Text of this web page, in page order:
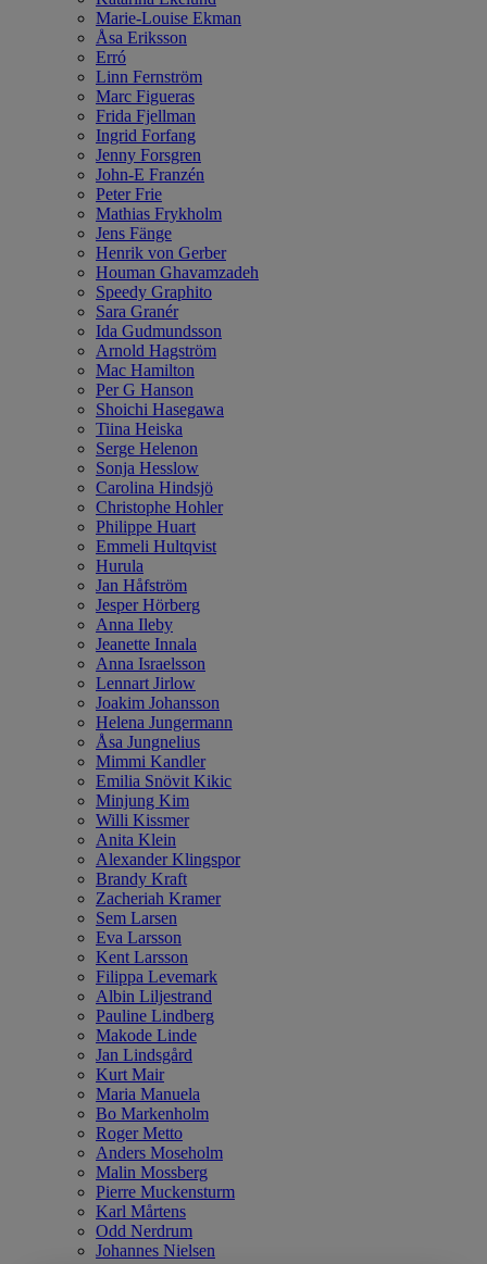
Marie-Louise Ekman
Åsa Eriksson
Erró
Linn Fernström
Marc Figueras
Frida Fjellman
Ingrid Forfang
Jenny Forsgren
John-E Franzén
Peter Frie
Mathias Frykholm
Jens Fänge
Henrik von Gerber
Houman Ghavamzadeh
Speedy Graphito
Sara Granér
Ida Gudmundsson
Arnold Hagström
Mac Hamilton
Per G Hanson
Shoichi Hasegawa
Tiina Heiska
Serge Helenon
Sonja Hesslow
Carolina Hindsjö
Christophe Hohler
Philippe Huart
Emmeli Hultqvist
Hurula
Jan Håfström
Jesper Hörberg
Anna Ileby
Jeanette Innala
Anna Israelsson
Lennart Jirlow
Joakim Johansson
Helena Jungermann
Åsa Jungnelius
Mimmi Kandler
Emilia Snövit Kikic
Minjung Kim
Willi Kissmer
Anita Klein
Alexander Klingspor
Brandy Kraft
Zacheriah Kramer
Sem Larsen
Eva Larsson
Kent Larsson
Filippa Levemark
Albin Liljestrand
Pauline Lindberg
Makode Linde
Jan Lindsgård
Kurt Mair
Maria Manuela
Bo Markenholm
Roger Metto
Anders Moseholm
Malin Mossberg
Pierre Muckensturm
Karl Mårtens
Odd Nerdrum
Johannes Nielsen